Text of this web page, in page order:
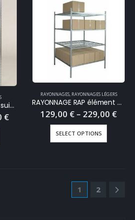
RACK A PNEUS Elément suivant
€
RAYONNAGES, RAYONNAGES LÉGERS
RAYONNAGE RAP élément départ 5 niveaux
129,00 € – 229,00 €
SELECT OPTIONS
1 2